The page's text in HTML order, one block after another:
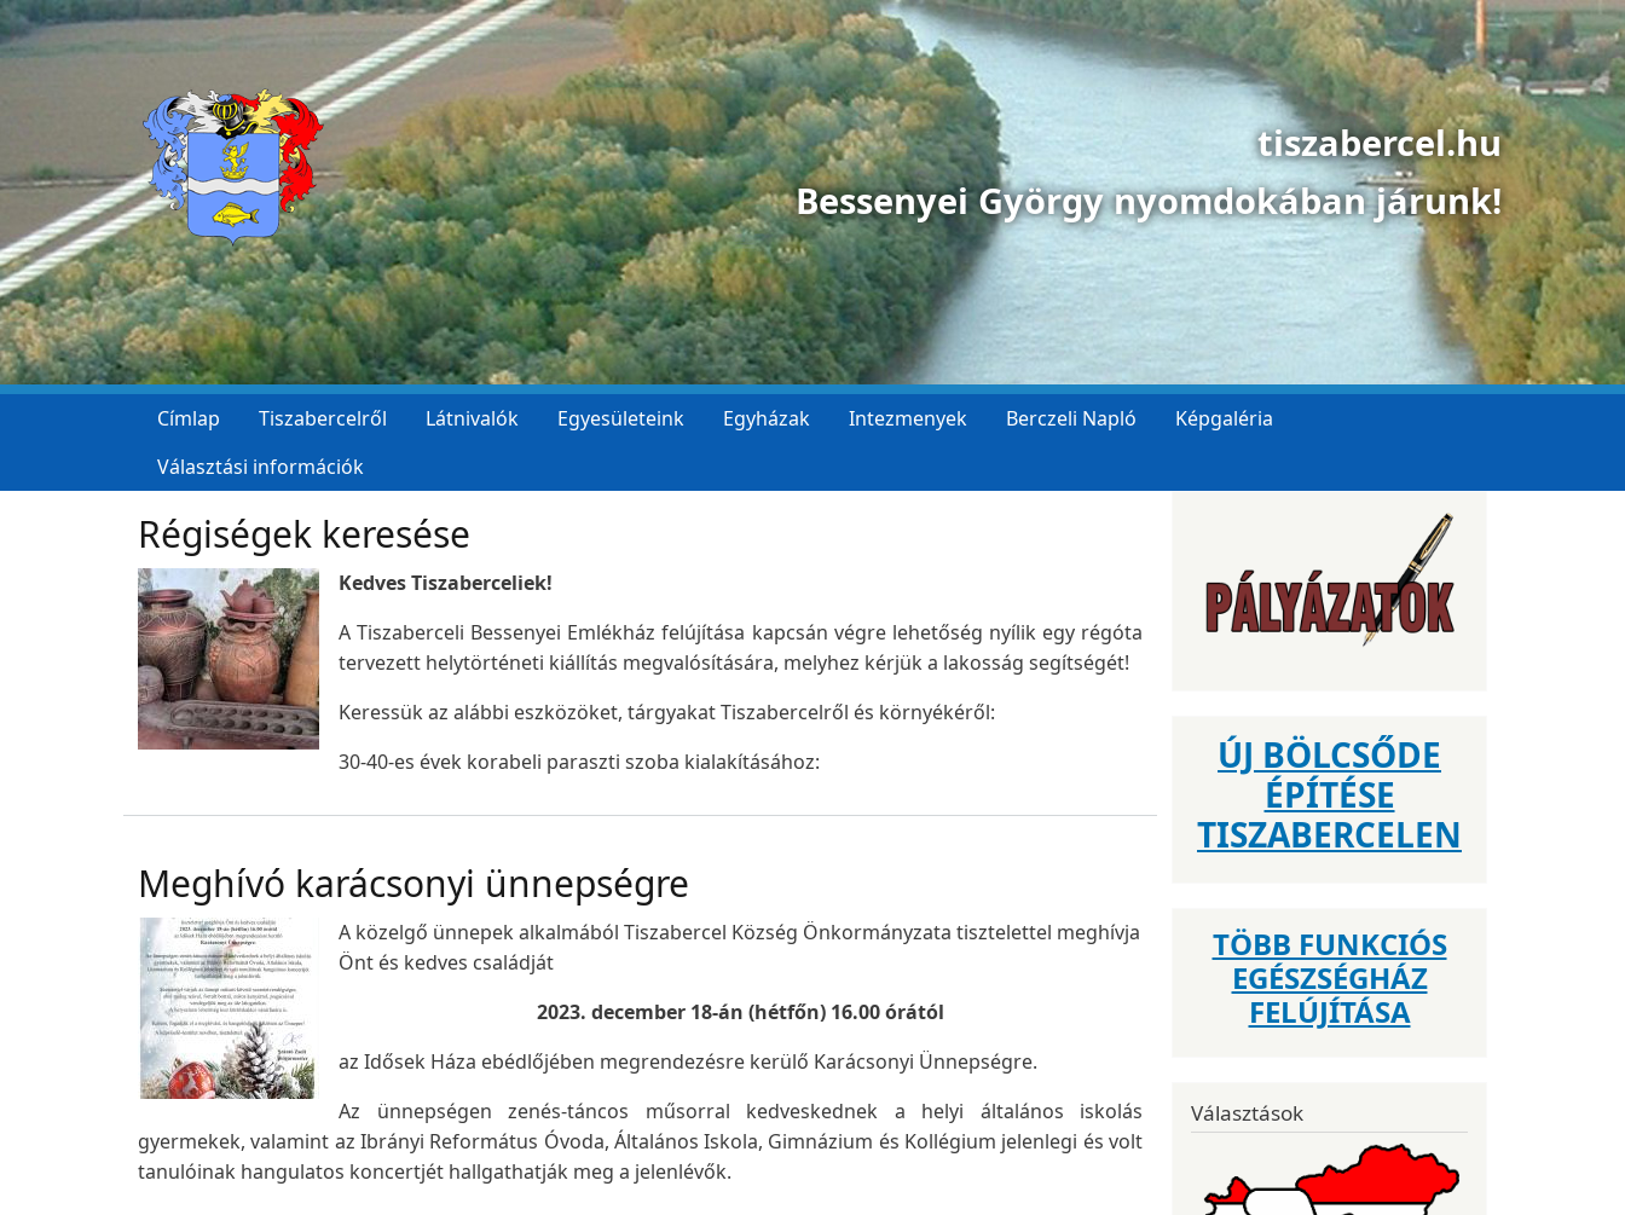
Ugrás a tartalomra
tiszabercel.hu
Bessenyei György nyomdokában járunk!
Címlap Tiszabercelről Látnivalók Egyesületeink Egyházak Intezmenyek Berczeli Napló
Képgaléria
Választási információk
Régiségek keresése
Kedves Tiszaberceliek!
A Tiszaberceli Bessenyei Emlékház felújítása kapcsán végre lehetőség nyílik egy régóta
tervezett helytörténeti kiállítás megvalósítására, melyhez kérjük a lakosság segítségét!
Keressük az alábbi eszközöket, tárgyakat Tiszabercelről és környékéről:
30-40-es évek korabeli paraszti szoba kialakításához:
Meghívó karácsonyi ünnepségre
A közelgő ünnepek alkalmából Tiszabercel Község Önkormányzata tisztelettel meghívja
Önt és kedves családját
2023. december 18-án (hétfőn) 16.00 órától
az Idősek Háza ebédlőjében megrendezésre kerülő Karácsonyi Ünnepségre.
Az ünnepségen zenés-táncos műsorral kedveskednek a helyi általános iskolás
gyermekek, valamint az Ibrányi Református Óvoda, Általános Iskola, Gimnázium és Kollégium jelenlegi és volt
tanulóinak hangulatos koncertjét hallgathatják meg a jelenlévők.
ÚJ BÖLCSŐDE
ÉPÍTÉSE
TISZABERCELEN
TÖBB FUNKCIÓS
EGÉSZSÉGHÁZ
FELÚJÍTÁSA
Választások